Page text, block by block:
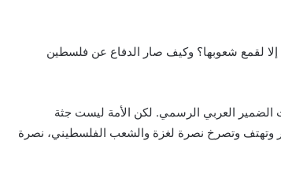
إلا لقمع شعوبها؟ وكيف صار الدفاع عن فلسطين
العربي الرسمي. لكن الأمة ليست جثة
وتهتف وتصرخ نصرة لغزة والشعب الفلسطيني، نصرة